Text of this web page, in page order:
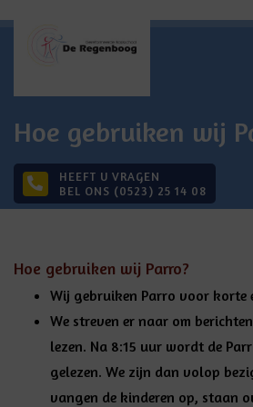
Hoe gebruiken wij
HEEFT U VRAGEN
BEL ONS (0523) 25 14 08
Hoe gebruiken wij Parro?
Wij gebruiken Parro voor korte
We streven er naar om
lezen. Na 8:15 uur wordt de
gelezen. We zijn dan volop
vangen de kinderen op, staan